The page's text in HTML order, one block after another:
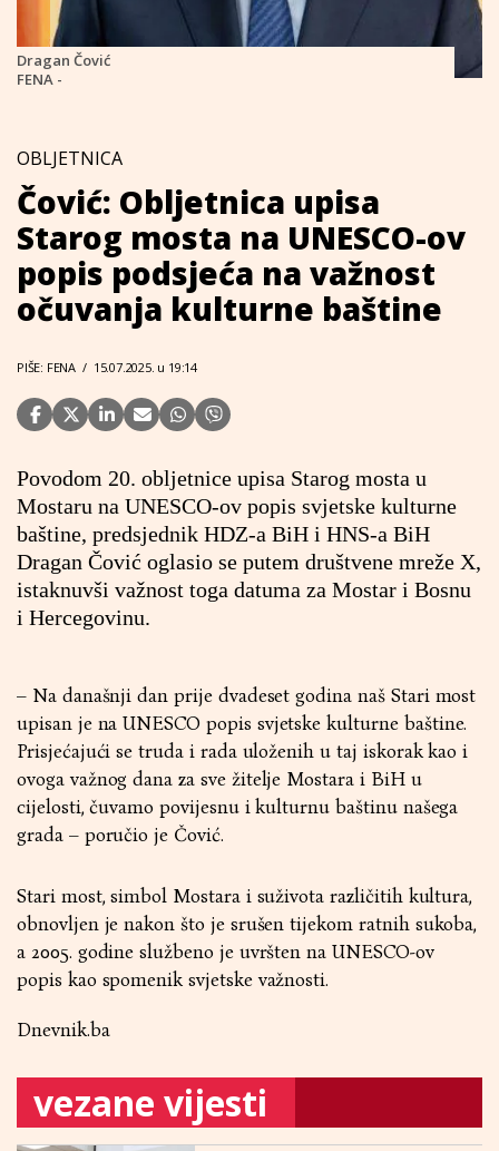
Dragan Čović
FENA -
OBLJETNICA
Čović: Obljetnica upisa
Starog mosta na UNESCO-ov
popis podsjeća na važnost
očuvanja kulturne baštine
PIŠE: FENA / 15.07.2025. u 19:14
Povodom 20. obljetnice upisa Starog mosta u
Mostaru na UNESCO-ov popis svjetske kulturne
baštine, predsjednik HDZ-a BiH i HNS-a BiH
Dragan Čović oglasio se putem društvene mreže X,
istaknuvši važnost toga datuma za Mostar i Bosnu
i Hercegovinu.
– Na današnji dan prije dvadeset godina naš Stari most
upisan je na UNESCO popis svjetske kulturne baštine.
Prisjećajući se truda i rada uloženih u taj iskorak kao i
ovoga važnog dana za sve žitelje Mostara i BiH u
cijelosti, čuvamo povijesnu i kulturnu baštinu našega
grada – poručio je Čović.
Stari most, simbol Mostara i suživota različitih kultura,
obnovljen je nakon što je srušen tijekom ratnih sukoba,
a 2005. godine službeno je uvršten na UNESCO-ov
popis kao spomenik svjetske važnosti.
Dnevnik.ba
vezane vijesti